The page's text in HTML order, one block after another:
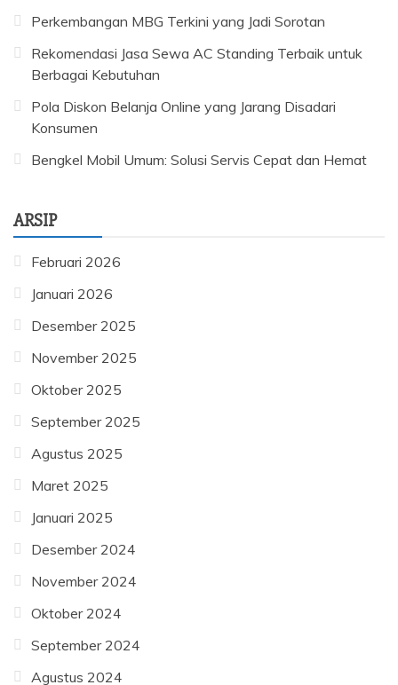
Perkembangan MBG Terkini yang Jadi Sorotan
Rekomendasi Jasa Sewa AC Standing Terbaik untuk
Berbagai Kebutuhan
Pola Diskon Belanja Online yang Jarang Disadari
Konsumen
Bengkel Mobil Umum: Solusi Servis Cepat dan Hemat
ARSIP
Februari 2026
Januari 2026
Desember 2025
November 2025
Oktober 2025
September 2025
Agustus 2025
Maret 2025
Januari 2025
Desember 2024
November 2024
Oktober 2024
September 2024
Agustus 2024